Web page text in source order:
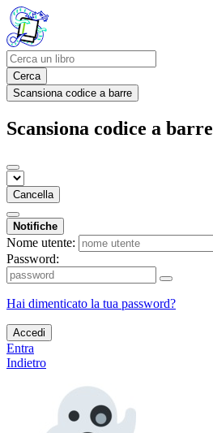
Cerca
Scansiona codice a barre
Scansiona codice a barre
Cancella
Notifiche
Nome utente:
Password:
Hai dimenticato la tua password?
Accedi
Entra
Indietro